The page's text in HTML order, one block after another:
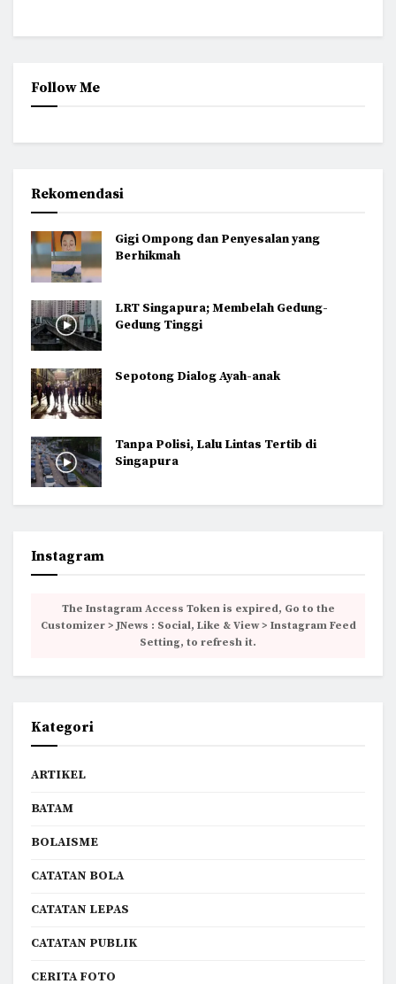
Follow Me
Rekomendasi
Gigi Ompong dan Penyesalan yang
Berhikmah
LRT Singapura; Membelah Gedung-
Gedung Tinggi
Sepotong Dialog Ayah-anak
Tanpa Polisi, Lalu Lintas Tertib di
Singapura
Instagram
The Instagram Access Token is expired, Go to the
Customizer > JNews : Social, Like & View > Instagram Feed
Setting, to refresh it.
Kategori
ARTIKEL
BATAM
BOLAISME
CATATAN BOLA
CATATAN LEPAS
CATATAN PUBLIK
CERITA FOTO